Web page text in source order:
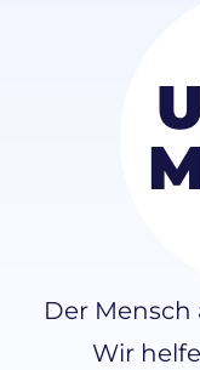
Der Mensch
Wir